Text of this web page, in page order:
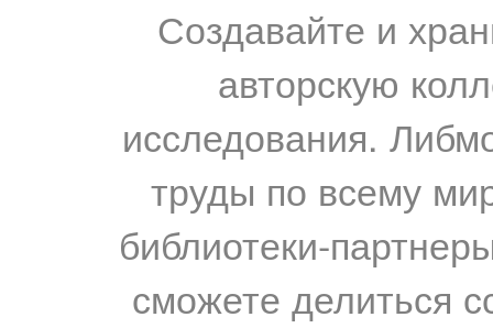
Создавайте и
авторскую
исследования.
труды по всему
библиотеки-
сможете делиться